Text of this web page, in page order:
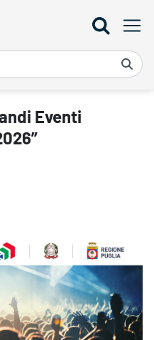
Semestre 2026” -
Eventi